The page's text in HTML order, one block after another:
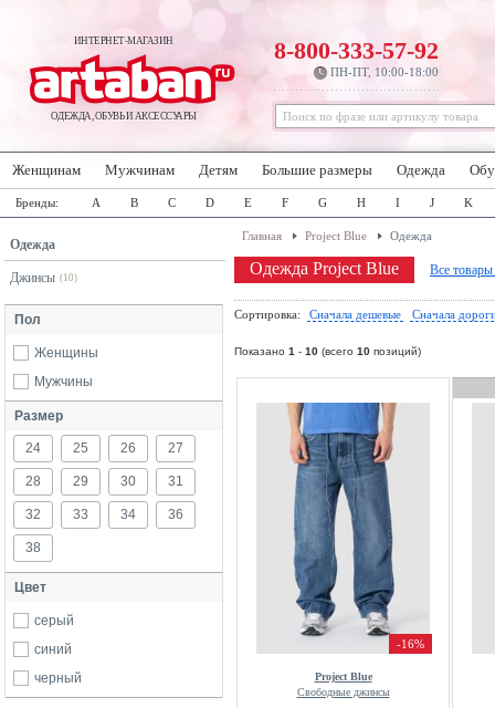
ИНТЕРНЕТ-МАГАЗИН
ОДЕЖДА, ОБУВЬ И АКСЕССУАРЫ
8-800-333-57-92
ПН-ПТ, 10:00-18:00
Женщинам Мужчинам Детям Большие размеры Одежда
Бренды: A B C D E F G H I J K
Одежда
Джинсы (10)
Пол
Женщины
Мужчины
Размер
24 25 26 27
28 29 30 31
32 33 34 36
38
Цвет
серый
синий
черный
Главная Project Blue Одежда
Одежда Project Blue Все товары
Сортировка: Сначала дешевые Сначала
Показано 1 - 10 (всего 10 позиций)
-16%
Project Blue
Свободные джинсы